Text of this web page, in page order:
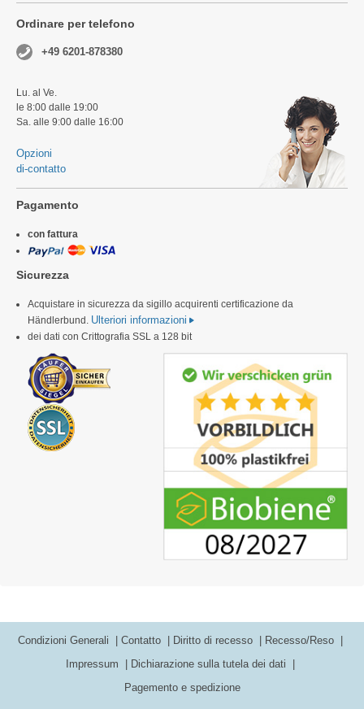
Ordinare per telefono
+49 6201-878380
Lu. al Ve.
le 8:00 dalle 19:00
Sa. alle 9:00 dalle 16:00
Opzioni
di-contatto
Pagamento
con fattura
Sicurezza
Acquistare in sicurezza da sigillo acquirenti certificazione da
Händlerbund. Ulteriori informazioni
dei dati con Crittografia SSL a 128 bit
Condizioni Generali Contatto Diritto di recesso
Recesso/Reso
Impressum
Dichiarazione sulla tutela dei dati
Pagemento e spedizione